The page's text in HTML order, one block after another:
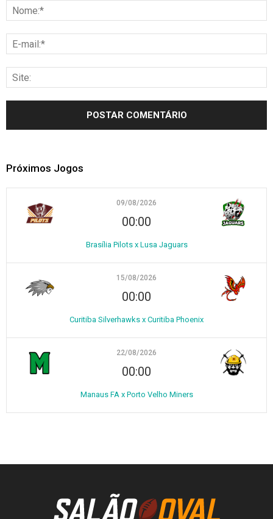
Próximos Jogos
09/08/2026
00:00
Brasília Pilots x Lusa Jaguars
15/08/2026
00:00
Curitiba Silverhawks x Curitiba Phoenix
22/08/2026
00:00
Manaus FA x Porto Velho Miners